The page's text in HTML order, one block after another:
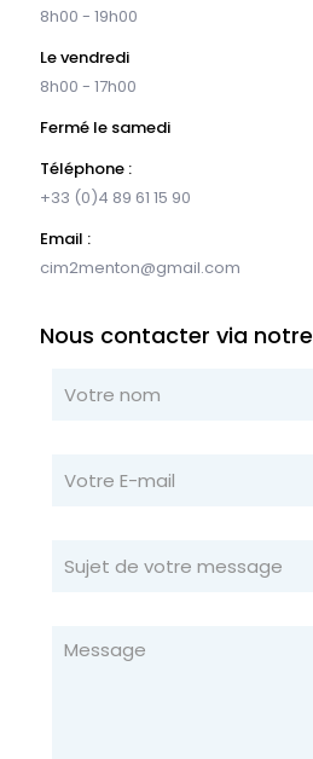
8h00 - 19h00
Le vendredi
8h00 - 17h00
Fermé le samedi
Téléphone :
+33 (0)4 89 61 15 90
Email :
cim2menton@gmail.com
Nous contacter via